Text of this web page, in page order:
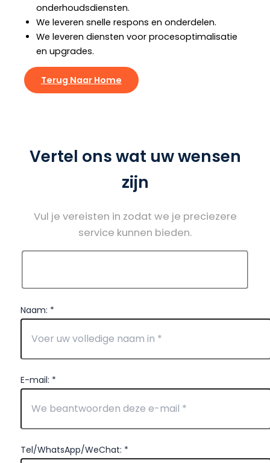
onderhoudsdiensten.
We leveren snelle respons en onderdelen.
We leveren diensten voor procesoptimalisatie
en upgrades.
Terug Naar Home
Vertel ons wat uw wensen
zijn
Vul je vereisten in zodat we je preciezere
service kunnen bieden.
Naam: *
E-mail: *
Tel/WhatsApp/WeChat: *